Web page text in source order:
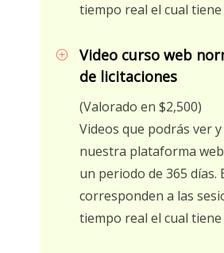
tiempo real el cual
Video curso web
de licitaciones
(Valorado en $2,500)
Videos que podrás ver
nuestra plataforma
un periodo de 365 días.
corresponden a las
tiempo real el cual